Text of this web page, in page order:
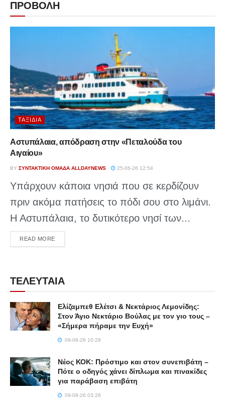
ΠΡΟΒΟΛΗ
ΤΑΞΊΔΙΑ
Αστυπάλαια, απόδραση στην «Πεταλούδα του
Αιγαίου»
BY ΣΥΝΤΑΚΤΙΚΉ ΟΜΆΔΑ ALLDAYNEWS 25-06-26 12:54
Υπάρχουν κάποια νησιά που σε κερδίζουν
πριν ακόμα πατήσεις το πόδι σου στο λιμάνι.
Η Αστυπάλαια, το δυτικότερο νησί των...
READ MOREDETAILS
ΤΕΛΕΥΤΑΙΑ
Ελίζαμπεθ Ελέτσι & Νεκτάριος Λεμονίδης:
Στον Άγιο Νεκτάριο Βούλας με τον γιο τους –
«Σήμερα πήραμε την Ευχή»
09-08-26 10:29
Νέος ΚΟΚ: Πρόστιμο και στον συνεπιβάτη –
Πότε ο οδηγός χάνει δίπλωμα και πινακίδες
για παράβαση επιβάτη
09-08-26 03:26